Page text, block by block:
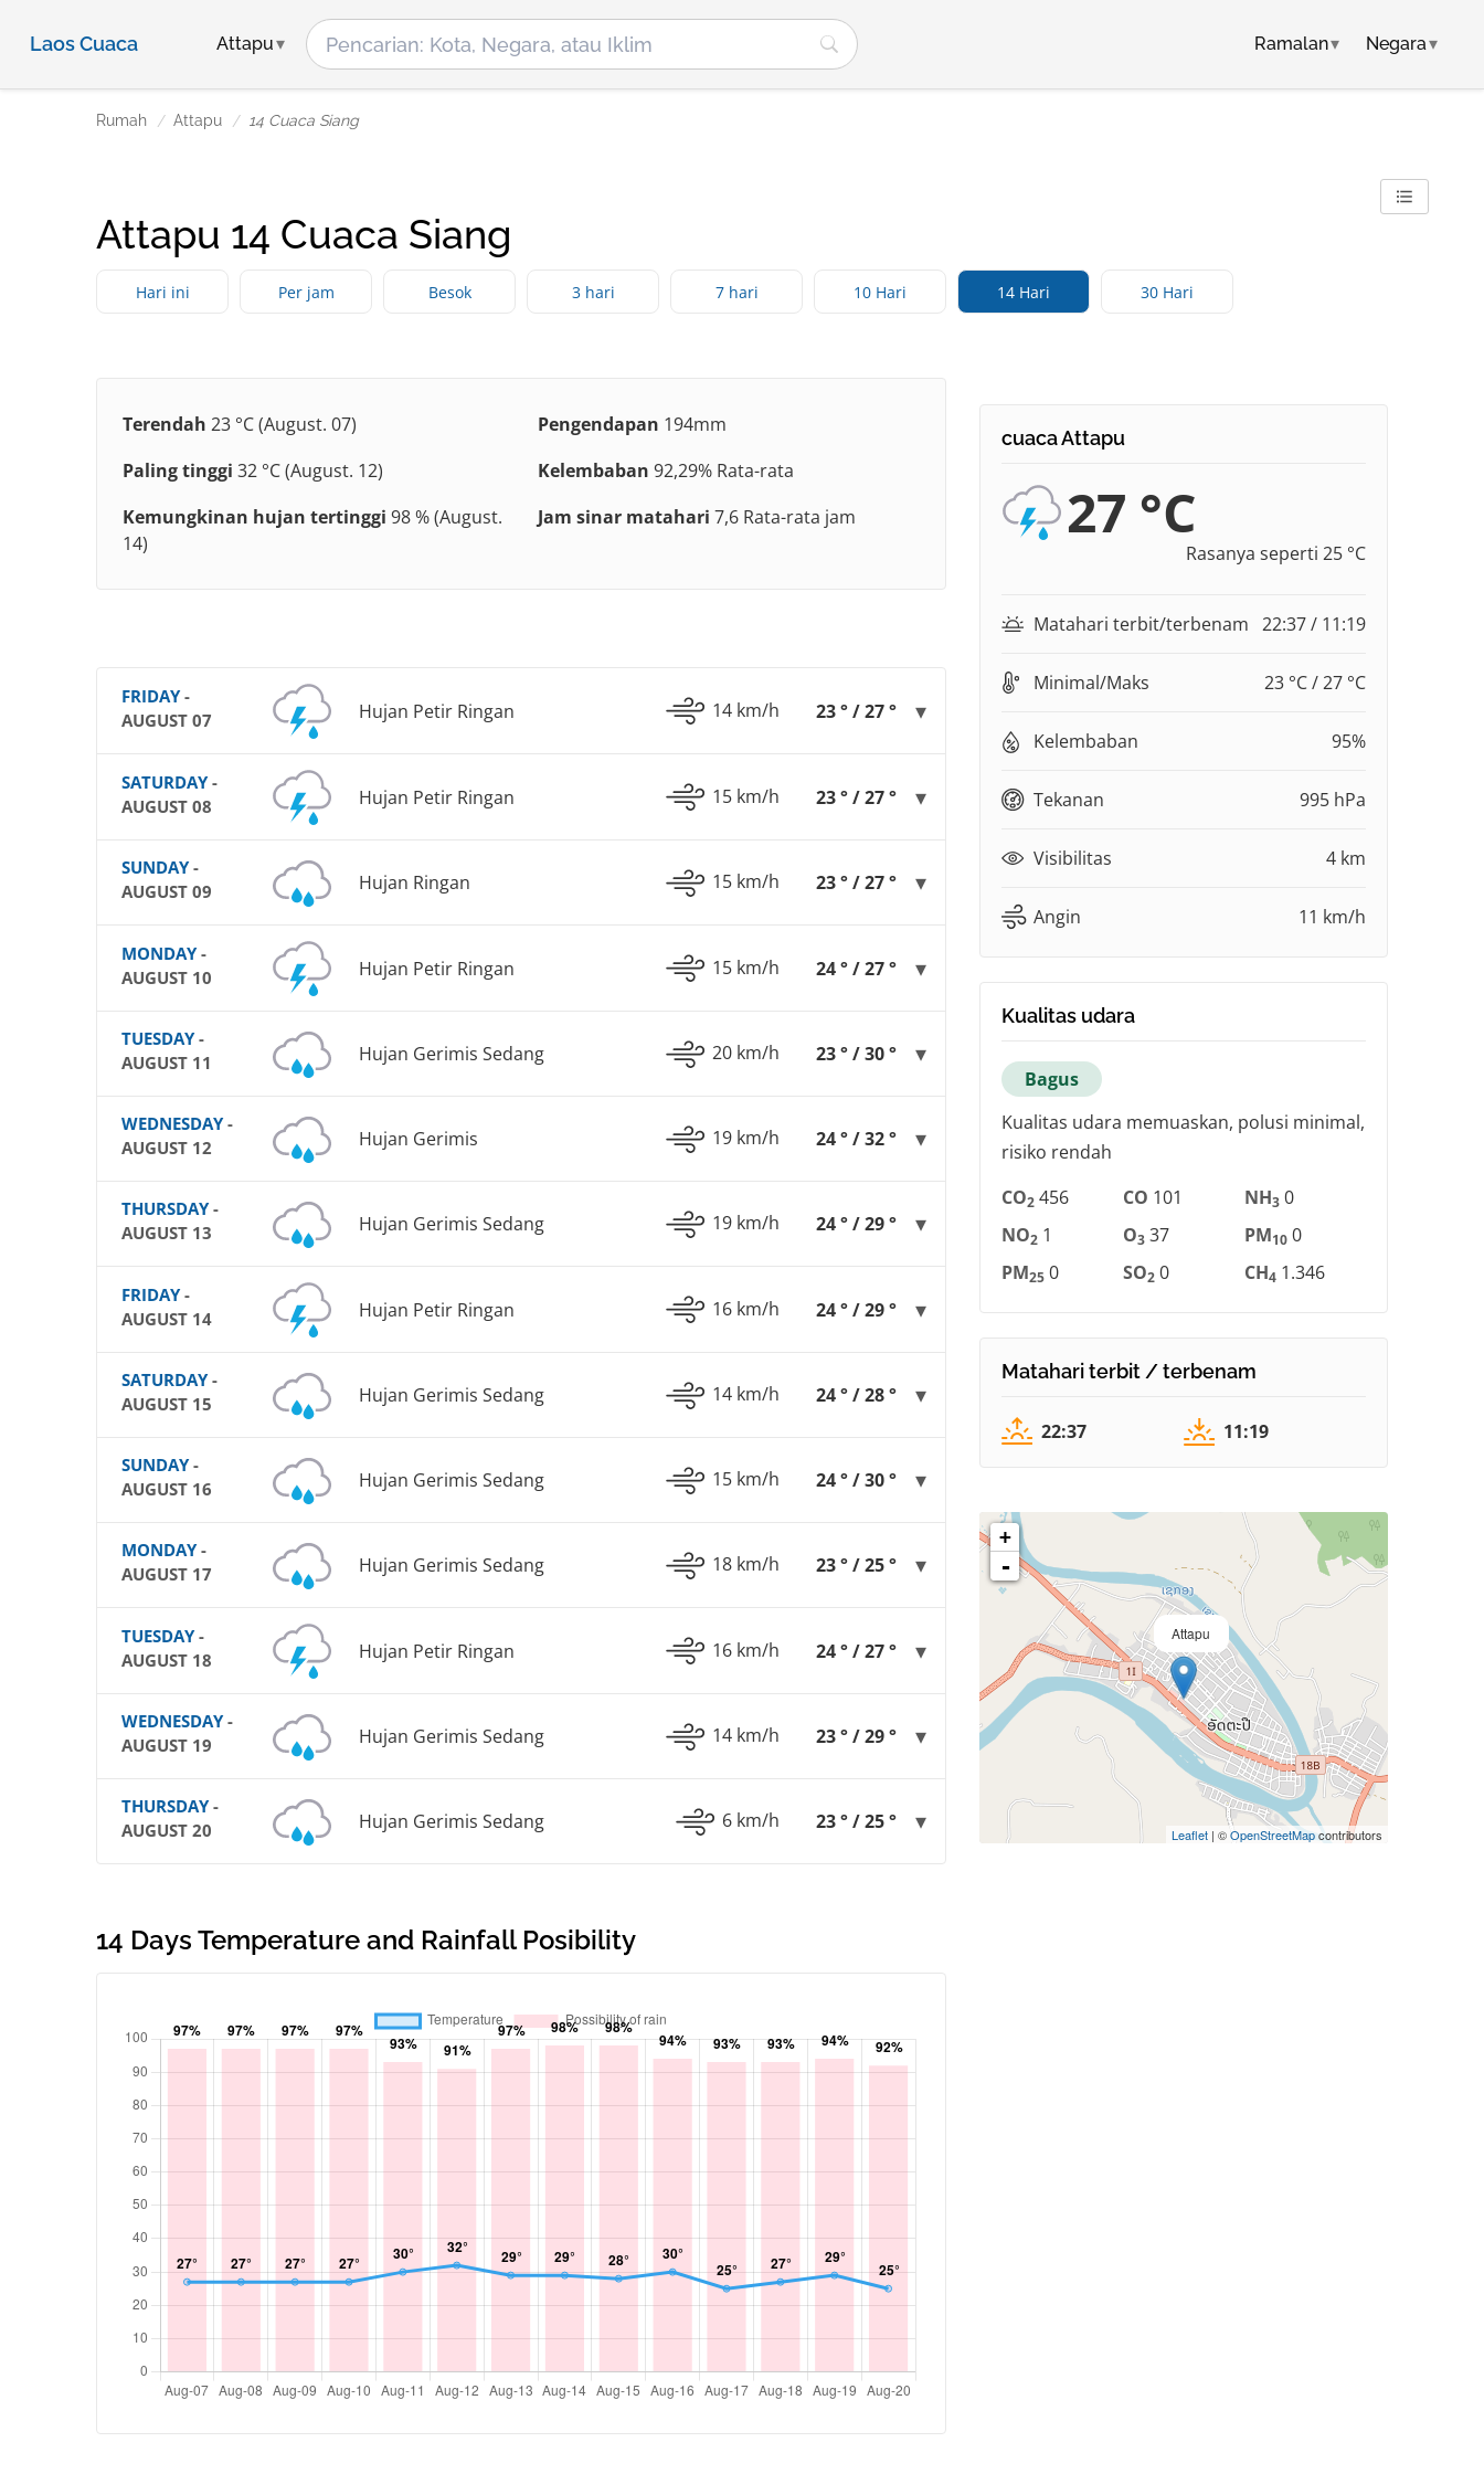
Laos Cuaca Attapu Ramalan▾ Negara▾
Rumah Attapu 14 Cuaca Siang
Attapu 14 Cuaca Siang
Hari ini Per jam Besok 3 hari 7 hari 10 Hari 14 Hari 30 Hari
Terendah 23 °C (August. 07) Pengendapan 194mm
Paling tinggi 32 °C (August. 12) Kelembaban 92,29% Rata-rata
Kemungkinan hujan tertinggi 98 % (August.
14)
Jam sinar matahari 7,6 Rata-rata jam
FRIDAY-
AUGUST 07
Hujan Petir Ringan 14 km/h 23 ° / 27 °
SATURDAY-
AUGUST 08
Hujan Petir Ringan 15 km/h 23 ° / 27 °
SUNDAY-
AUGUST 09
Hujan Ringan 15 km/h 23 ° / 27 °
MONDAY-
AUGUST 10
Hujan Petir Ringan 15 km/h 24 ° / 27 °
TUESDAY-
AUGUST 11
Hujan Gerimis Sedang 20 km/h 23 ° / 30 °
WEDNESDAY-
AUGUST 12
Hujan Gerimis 19 km/h 24 ° / 32 °
THURSDAY-
AUGUST 13
Hujan Gerimis Sedang 19 km/h 24 ° / 29 °
FRIDAY-
AUGUST 14
Hujan Petir Ringan 16 km/h 24 ° / 29 °
SATURDAY-
AUGUST 15
Hujan Gerimis Sedang 14 km/h 24 ° / 28 °
SUNDAY-
AUGUST 16
Hujan Gerimis Sedang 15 km/h 24 ° / 30 °
MONDAY-
AUGUST 17
Hujan Gerimis Sedang 18 km/h 23 ° / 25 °
TUESDAY-
AUGUST 18
Hujan Petir Ringan 16 km/h 24 ° / 27 °
WEDNESDAY-
AUGUST 19
Hujan Gerimis Sedang 14 km/h 23 ° / 29 °
THURSDAY-
AUGUST 20
Hujan Gerimis Sedang 6 km/h 23 ° / 25 °
14 Days Temperature and Rainfall Posibility
cuaca Attapu
27 °C
Rasanya seperti 25 °C
Matahari terbit/terbenam 22:37 / 11:19
Minimal/Maks 23 °C / 27 °C
Kelembaban 95%
Tekanan 995 hPa
Visibilitas 4 km
Angin 11 km/h
Kualitas udara
Bagus
Kualitas udara memuaskan, polusi minimal,
risiko rendah
CO2 456 CO 101 NH3 0
NO2 1 O3 37 PM10 0
PM25 0 SO2 0 CH4 1.346
Matahari terbit / terbenam
22:37 11:19
Attapu
+
-
Leaflet | ©OpenStreetMapcontributors